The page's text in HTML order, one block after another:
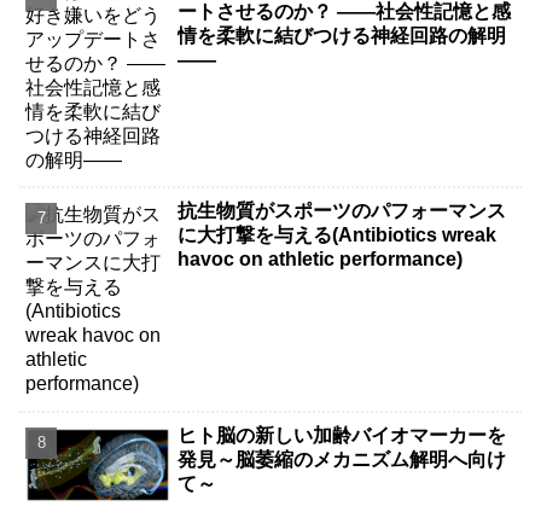
ートさせるのか？ ――社会性記憶と感
情を柔軟に結びつける神経回路の解明
――
抗生物質がスポーツのパフォーマンス
に大打撃を与える(Antibiotics wreak
havoc on athletic performance)
ヒト脳の新しい加齢バイオマーカーを
発見～脳萎縮のメカニズム解明へ向け
て～